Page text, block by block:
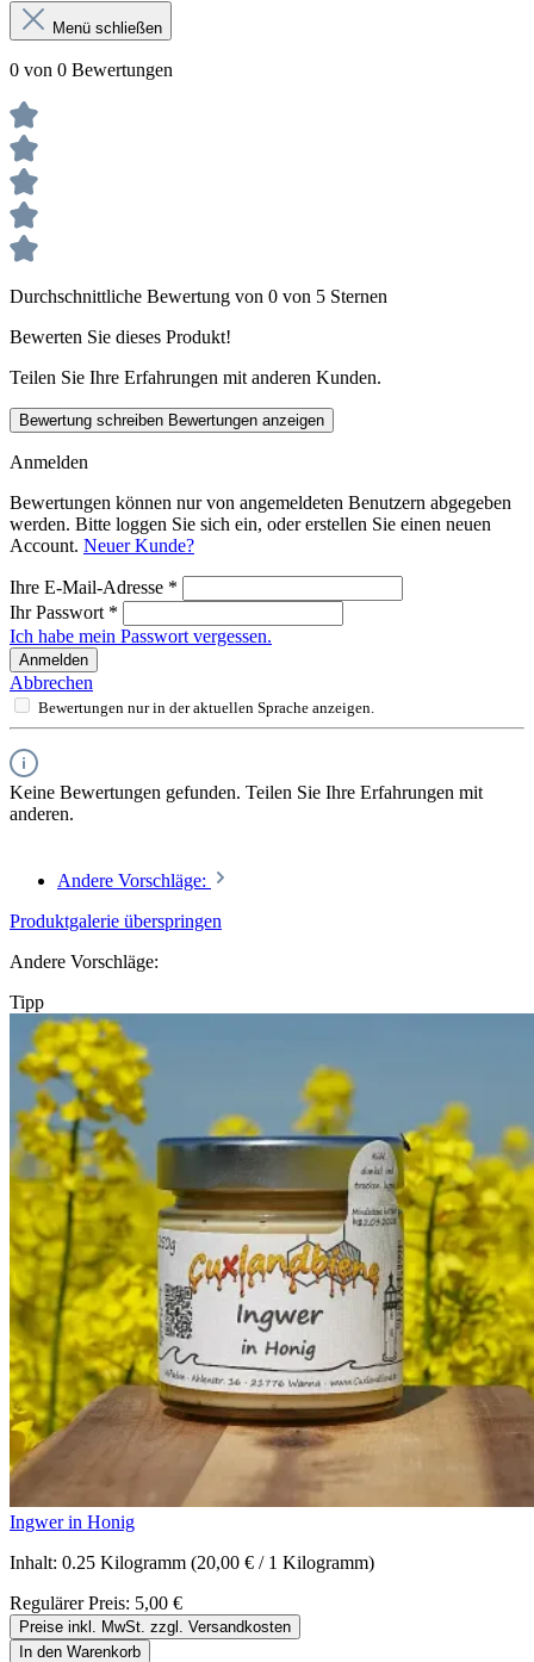
Menü schließen
0 von 0 Bewertungen
Durchschnittliche Bewertung von 0 von 5 Sternen
Bewerten Sie dieses Produkt!
Teilen Sie Ihre Erfahrungen mit anderen Kunden.
Bewertung schreiben Bewertungen anzeigen
Anmelden
Bewertungen können nur von angemeldeten Benutzern abgegeben
werden. Bitte loggen Sie sich ein, oder erstellen Sie einen neuen
Account. Neuer Kunde?
Ihre E-Mail-Adresse *
Ihr Passwort *
Ich habe mein Passwort vergessen.
Anmelden
Abbrechen
Bewertungen nur in der aktuellen Sprache anzeigen.
Keine Bewertungen gefunden. Teilen Sie Ihre Erfahrungen mit
anderen.
Andere Vorschläge:
Produktgalerie überspringen
Andere Vorschläge:
Tipp
Ingwer in Honig
Inhalt: 0.25 Kilogramm (20,00 € / 1 Kilogramm)
Regulärer Preis: 5,00 €
Preise inkl. MwSt. zzgl. Versandkosten
In den Warenkorb